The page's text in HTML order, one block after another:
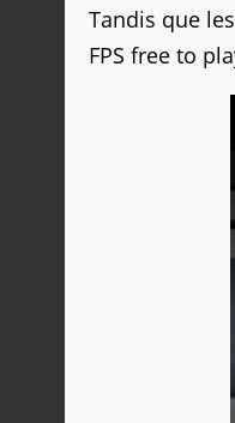
Tandis que
FPS free to